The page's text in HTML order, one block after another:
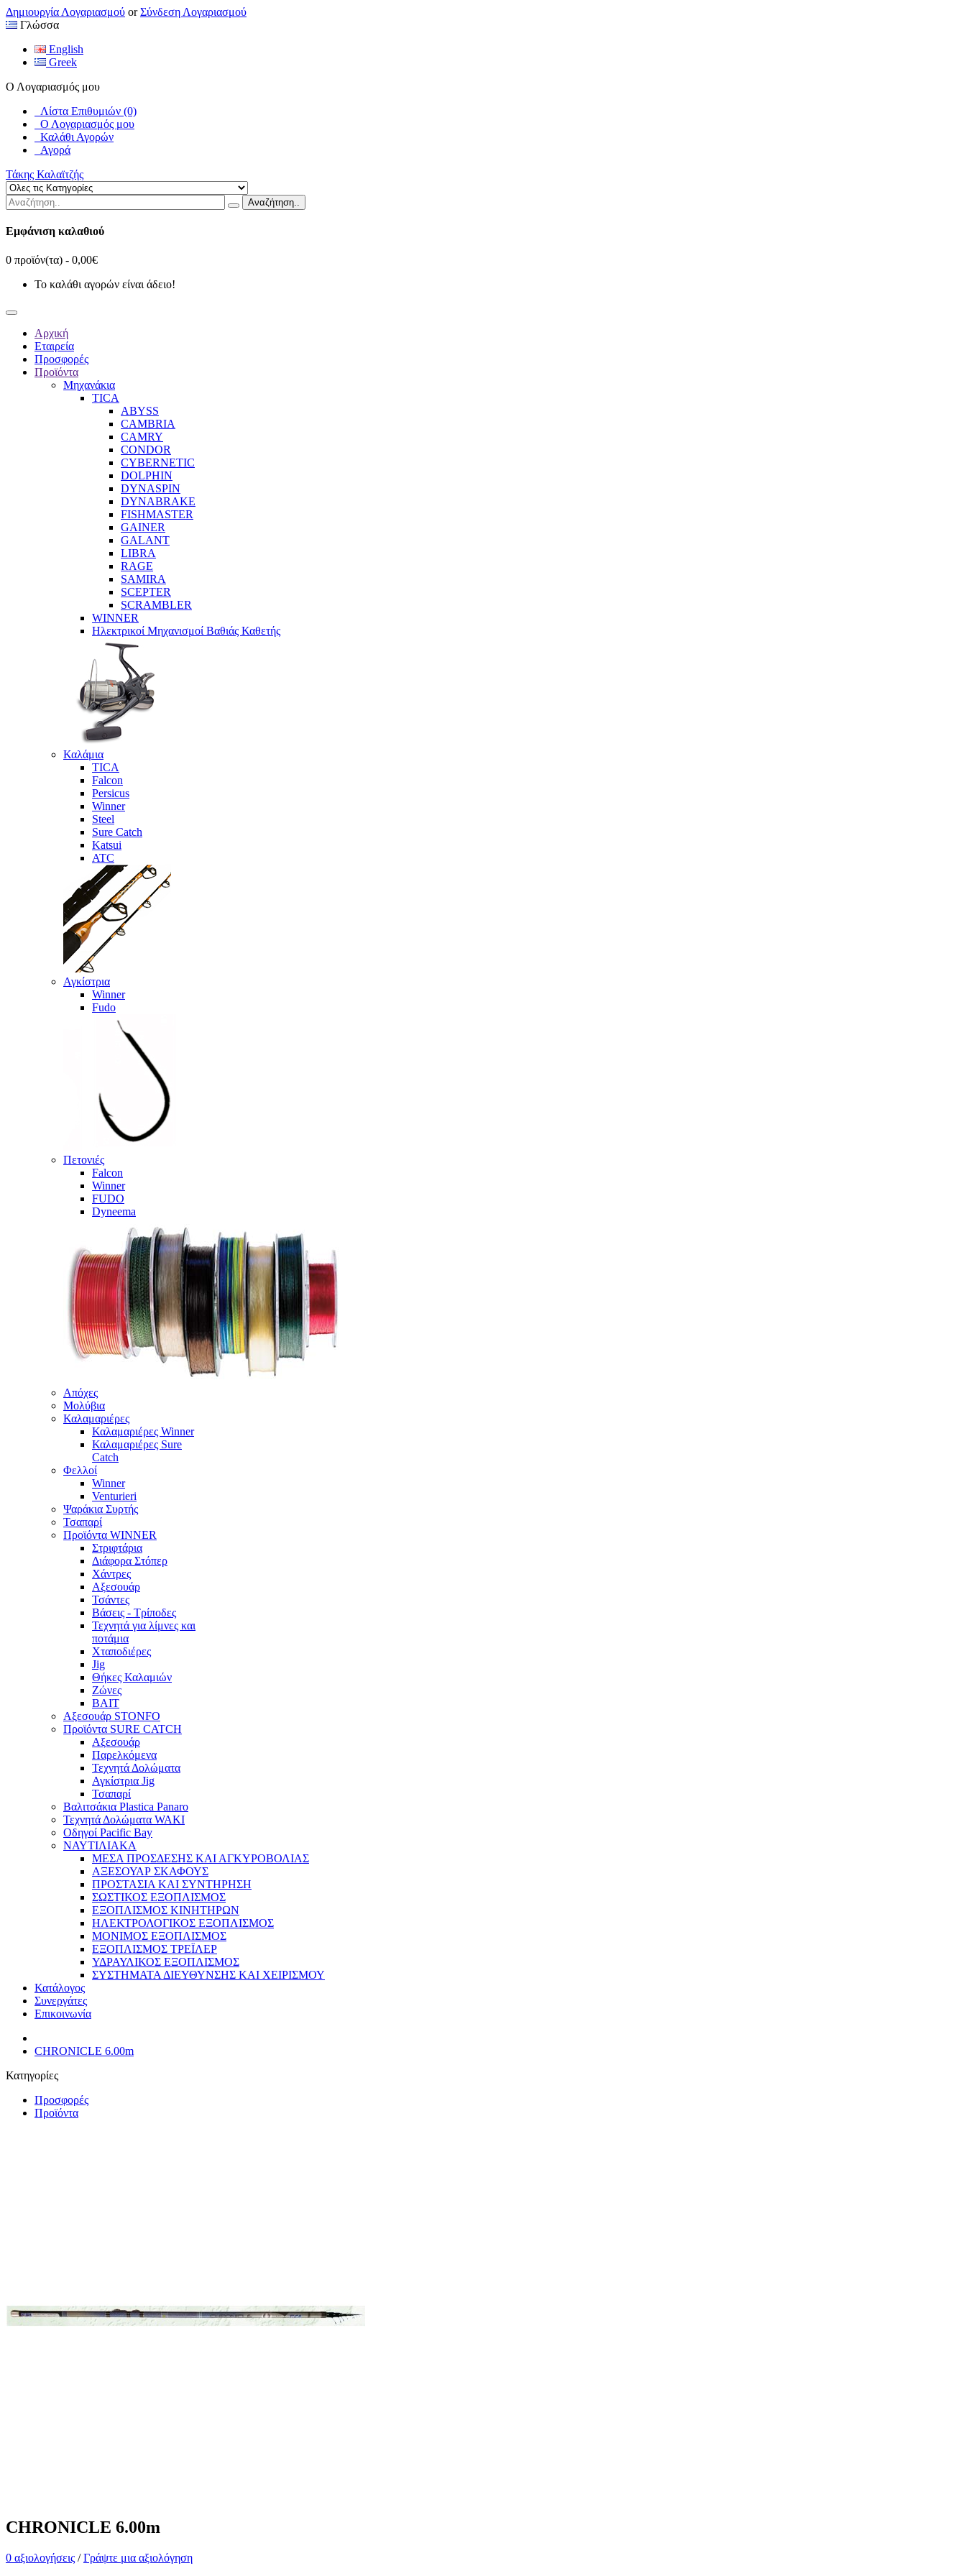
Δημιουργία Λογαριασμού orΣύνδεση Λογαριασμού
Γλώσσα
English
Greek
Ο Λογαριασμός μου
Λίστα Επιθυμιών (0)
Ο Λογαριασμός μου
Καλάθι Αγορών
Αγορά
Τάκης Καλαϊτζής
Αναζήτηση..
Εμφάνιση καλαθιού
0 προϊόν(τα) - 0,00€
Το καλάθι αγορών είναι άδειο!
Αρχική
Εταιρεία
Προσφορές
Προϊόντα
Μηχανάκια
TICA
ABYSS
CAMBRIA
CAMRY
CONDOR
CYBERNETIC
DOLPHIN
DYNASPIN
DYNABRAKE
FISHMASTER
GAINER
GALANT
LIBRA
RAGE
SAMIRA
SCEPTER
SCRAMBLER
WINNER
Ηλεκτρικοί Μηχανισμοί Βαθιάς Καθετής
Καλάμια
TICA
Falcon
Persicus
Winner
Steel
Sure Catch
Katsui
ATC
Αγκίστρια
Winner
Fudo
Πετονιές
Falcon
Winner
FUDO
Dyneema
Απόχες
Μολύβια
Καλαμαριέρες
Καλαμαριέρες Winner
Καλαμαριέρες Sure
Catch
Φελλοί
Winner
Venturieri
Ψαράκια Συρτής
Τσαπαρί
Προϊόντα WINNER
Στριφτάρια
Διάφορα Στόπερ
Χάντρες
Αξεσουάρ
Τσάντες
Βάσεις - Τρίποδες
Τεχνητά για λίμνες και
ποτάμια
Χταποδιέρες
Jig
Θήκες Καλαμιών
Ζώνες
BAIT
Αξεσουάρ STONFO
Προϊόντα SURE CATCH
Αξεσουάρ
Παρελκόμενα
Τεχνητά Δολώματα
Αγκίστρια Jig
Τσαπαρί
Βαλιτσάκια Plastica Panaro
Τεχνητά Δολώματα WAKI
Οδηγοί Pacific Bay
ΝΑΥΤΙΛΙΑΚΑ
ΜΕΣΑ ΠΡΟΣΔΕΣΗΣ ΚΑΙ ΑΓΚΥΡΟΒΟΛΙΑΣ
ΑΞΕΣΟΥΑΡ ΣΚΑΦΟΥΣ
ΠΡΟΣΤΑΣΙΑ ΚΑΙ ΣΥΝΤΗΡΗΣΗ
ΣΩΣΤΙΚΟΣ ΕΞΟΠΛΙΣΜΟΣ
ΕΞΟΠΛΙΣΜΟΣ ΚΙΝΗΤΗΡΩΝ
ΗΛΕΚΤΡΟΛΟΓΙΚΟΣ ΕΞΟΠΛΙΣΜΟΣ
ΜΟΝΙΜΟΣ ΕΞΟΠΛΙΣΜΟΣ
ΕΞΟΠΛΙΣΜΟΣ ΤΡΕΪΛΕΡ
ΥΔΡΑΥΛΙΚΟΣ ΕΞΟΠΛΙΣΜΟΣ
ΣΥΣΤΗΜΑΤΑ ΔΙΕΥΘΥΝΣΗΣ ΚΑΙ ΧΕΙΡΙΣΜΟΥ
Κατάλογος
Συνεργάτες
Επικοινωνία
CHRONICLE 6.00m
Κατηγορίες
Προσφορές
Προϊόντα
CHRONICLE 6.00m
0 αξιολογήσεις /Γράψτε μια αξιολόγηση